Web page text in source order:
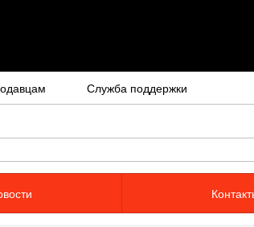
Служба поддержки